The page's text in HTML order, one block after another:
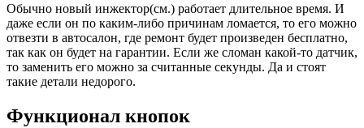
Обычно новый инжектор(см.) работает длительное время. И
даже если он по каким-либо причинам ломается, то его можно
отвезти в автосалон, где ремонт будет произведен бесплатно,
так как он будет на гарантии. Если же сломан какой-то датчик,
то заменить его можно за считанные секунды. Да и стоят
такие детали недорого.
Функционал кнопок